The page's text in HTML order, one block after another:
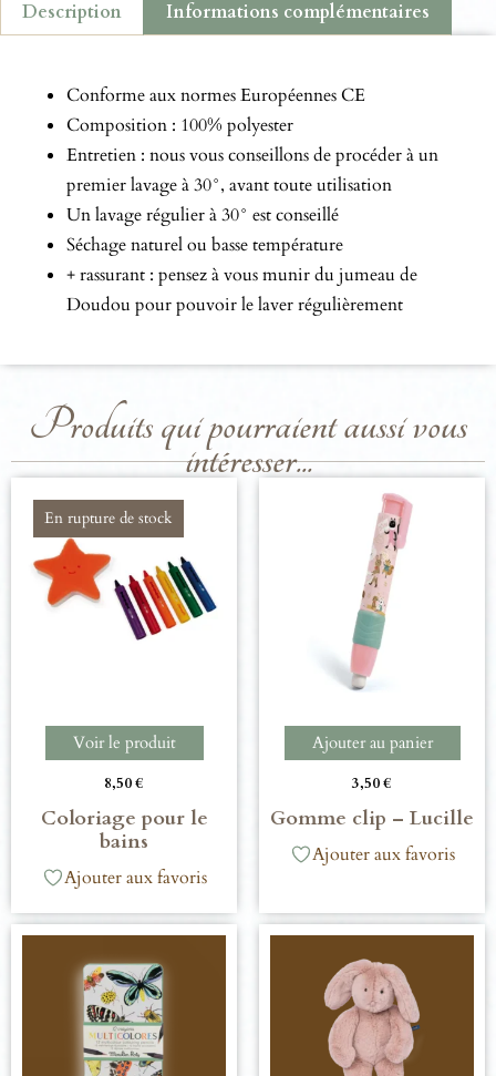
Description Informations complémentaires
Conforme aux normes Européennes CE
Composition : 100% polyester
Entretien : nous vous conseillons de procéder à un
premier lavage à 30°, avant toute utilisation
Un lavage régulier à 30° est conseillé
Séchage naturel ou basse température
+ rassurant : pensez à vous munir du jumeau de
Doudou pour pouvoir le laver régulièrement
Produits qui pourraient aussi vous
intéresser...
En rupture de stock
Voir le produit
8,50€
Coloriage pour le
bains
Ajouter aux favoris
Ajouter au panier
3,50€
Gomme clip – Lucille
Ajouter aux favoris